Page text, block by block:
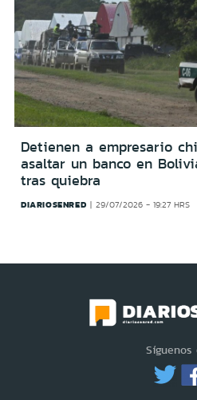
Detienen a empresario
asaltar un banco en
tras quiebra
DIARIOSENRED 29/07/2026 - 19:27 HRS
Síguenos